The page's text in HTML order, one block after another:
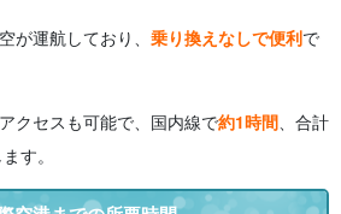
が運航しており、 乗り換えなしで便利で
クセスも可能で、国内線で約1時間 、合計
す。